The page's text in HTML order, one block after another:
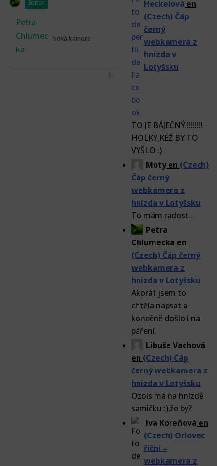
Heckelová en
(Czech) Čáp
černý
webkamera z
hnízda v
Lotyšsku
TO JE BÁJEČNÝ!!!!!!!!!
HOLKY,KÉŽ BY TO
VYŠLO :)
Motyen (Czech)
Čáp černý
webkamera z
hnízda v Lotyšsku
To mám radost...
Petra
Chlumecka en
(Czech) Čáp černý
webkamera z
hnízda v Lotyšsku
Akorát jsem to
chtěla napsat a
konečně došlo i na
páření.
Libuše Vachová
en (Czech) Čáp
černý webkamera z
hnízda v Lotyšsku
Ozols má na hnízdě
samičku :),že by?
Iva Koreňová en
(Czech) Orlovec
říční –
webkamera z
Editor
Petra
Chlumec
ka
Nová kamera